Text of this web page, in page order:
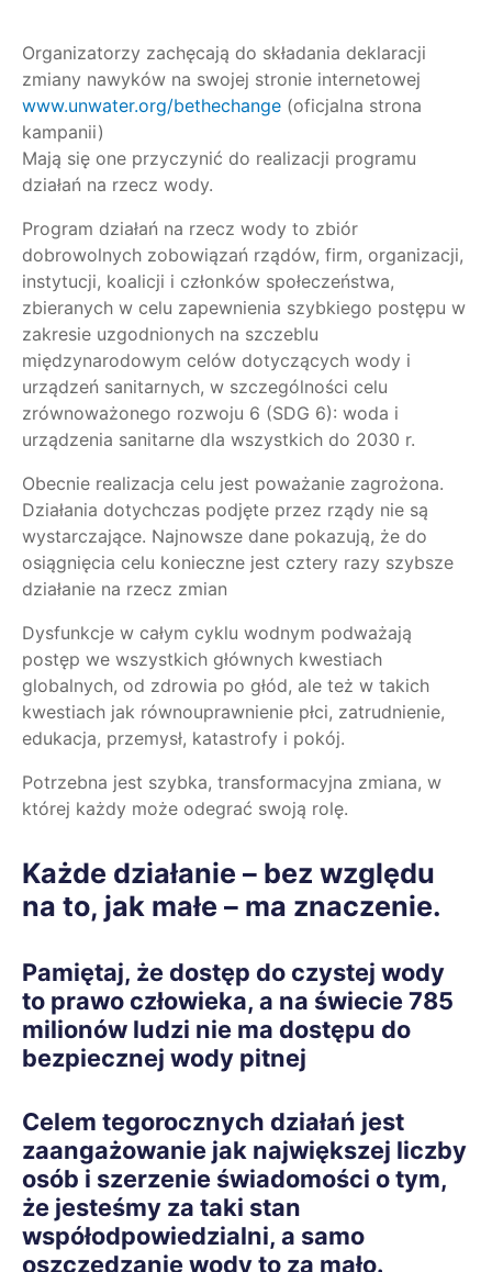
Organizatorzy zachęcają do składania deklaracji
zmiany nawyków na swojej stronie internetowej
www.unwater.org/bethechange (oficjalna strona
kampanii)
Mają się one przyczynić do realizacji programu
działań na rzecz wody.
Program działań na rzecz wody to zbiór
dobrowolnych zobowiązań rządów, firm, organizacji,
instytucji, koalicji i członków społeczeństwa,
zbieranych w celu zapewnienia szybkiego postępu w
zakresie uzgodnionych na szczeblu
międzynarodowym celów dotyczących wody i
urządzeń sanitarnych, w szczególności celu
zrównoważonego rozwoju 6 (SDG 6): woda i
urządzenia sanitarne dla wszystkich do 2030 r.
Obecnie realizacja celu jest poważanie zagrożona.
Działania dotychczas podjęte przez rządy nie są
wystarczające. Najnowsze dane pokazują, że do
osiągnięcia celu konieczne jest cztery razy szybsze
działanie na rzecz zmian
Dysfunkcje w całym cyklu wodnym podważają
postęp we wszystkich głównych kwestiach
globalnych, od zdrowia po głód, ale też w takich
kwestiach jak równouprawnienie płci, zatrudnienie,
edukacja, przemysł, katastrofy i pokój.
Potrzebna jest szybka, transformacyjna zmiana, w
której każdy może odegrać swoją rolę.
Każde działanie – bez względu
na to, jak małe – ma znaczenie.
Pamiętaj, że dostęp do czystej wody
to prawo człowieka, a na świecie 785
milionów ludzi nie ma dostępu do
bezpiecznej wody pitnej
Celem tegorocznych działań jest
zaangażowanie jak największej liczby
osób i szerzenie świadomości o tym,
że jesteśmy za taki stan
współodpowiedzialni, a samo
oszczędzanie wody to za mało.